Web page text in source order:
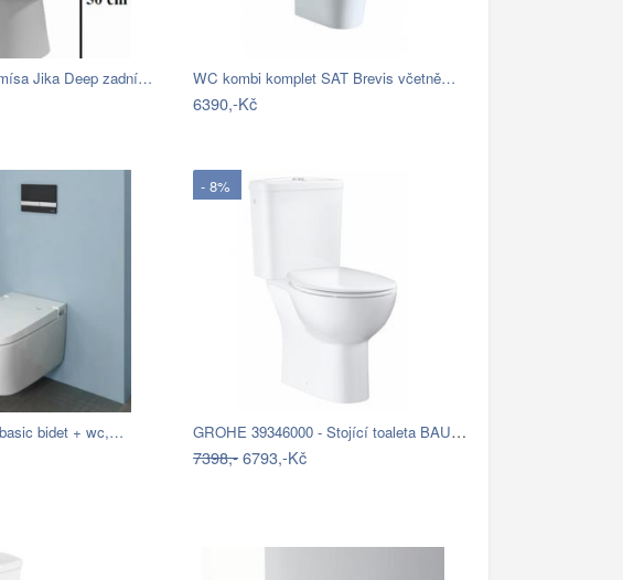
Jika Deep zadní… WC kombi komplet SAT Brevis včetně…
6390,-Kč
bidet + wc,…
- 8%
GROHE 39346000 - Stojící toaleta BAU s…
7398,-6793,-Kč